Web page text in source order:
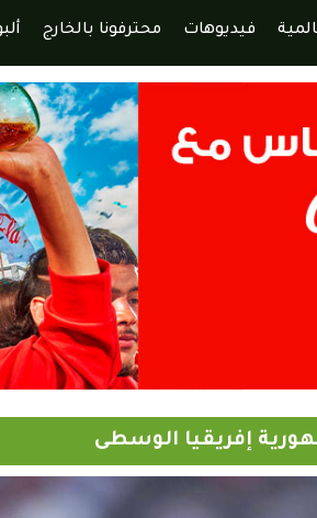
فيديوهات محترفونا بالخارج
إفريقيا الوسطى